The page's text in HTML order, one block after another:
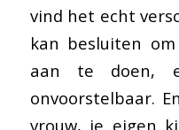
vind het echt
kan besluiten
aan te doen,
onvoorstelbaar.
vrouw, je eigen